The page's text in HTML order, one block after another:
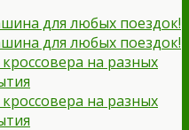
для любых поездок!
для любых поездок!
на разных
на разных